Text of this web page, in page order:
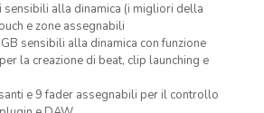
sensibili alla dinamica (i migliori della
e zone assegnabili
sensibili alla dinamica con funzione
la creazione di beat, clip launching e
e 9 fader assegnabili per il controllo